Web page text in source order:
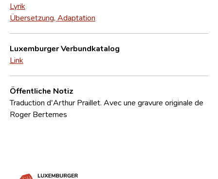
Lyrik
Übersetzung, Adaptation
Luxemburger Verbundkatalog
Link
Öffentliche Notiz
Traduction d'Arthur Praillet. Avec une gravure originale de
Roger Bertemes